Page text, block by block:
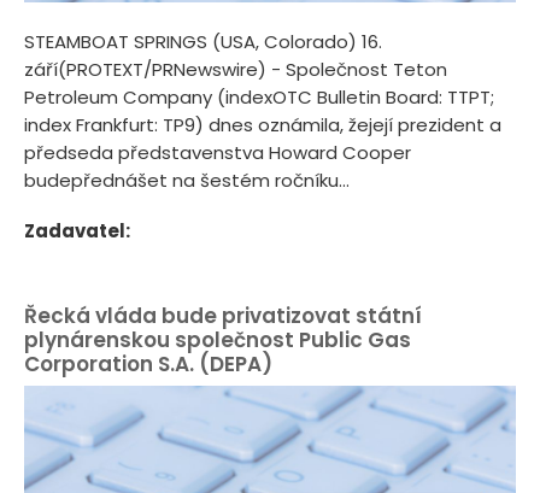
STEAMBOAT SPRINGS (USA, Colorado) 16.
září(PROTEXT/PRNewswire) - Společnost Teton
Petroleum Company (indexOTC Bulletin Board: TTPT;
index Frankfurt: TP9) dnes oznámila, žejejí prezident a
předseda představenstva Howard Cooper
budepřednášet na šestém ročníku...
Zadavatel:
Řecká vláda bude privatizovat státní
plynárenskou společnost Public Gas
Corporation S.A. (DEPA)